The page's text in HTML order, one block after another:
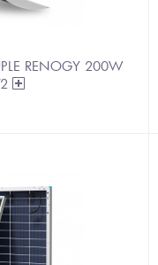
RENOGY 200W